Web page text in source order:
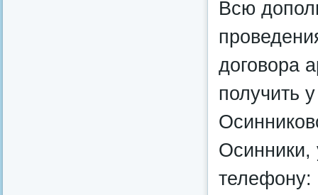
Всю
договора
получить
телефону: